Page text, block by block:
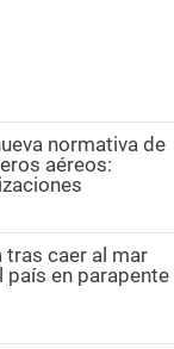
normativa de
aéreos:
tras caer al mar
país en parapente